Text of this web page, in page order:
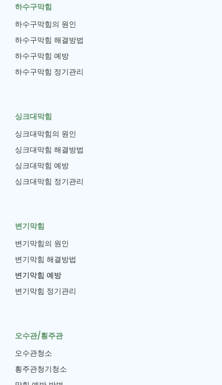
하수구막힘
하수구막힘의 원인
하수구막힘 해결방법
하수구막힘 예방
하수구막힘 정기관리
싱크대막힘
싱크대막힘의 원인
싱크대막힘 해결방법
싱크대막힘 예방
싱크대막힘 정기관리
변기막힘
변기막힘의 원인
변기막힘 해결방법
변기막힘 예방
변기막힘 정기관리
오수관/횡주관
오수관청소
횡주관청기청소